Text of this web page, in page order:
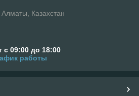
Казахстан
с 09:00 до 18:00
работы